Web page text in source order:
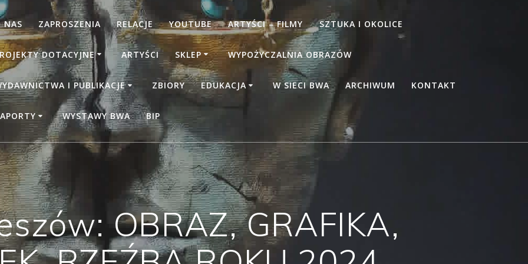
NAS ZAPROSZENIA RELACJE YOUTUBE ARTYŚCI – FILMY SZTUKA I OKOLICE
DOTACYJNE ARTYŚCI SKLEP WYPOŻYCZALNIA OBRAZÓW
I PUBLIKACJE ZBIORY EDUKACJA W SIECI BWA ARCHIWUM KONTAKT
WYSTAWY BWA BIP
OBRAZ, GRAFIKA,